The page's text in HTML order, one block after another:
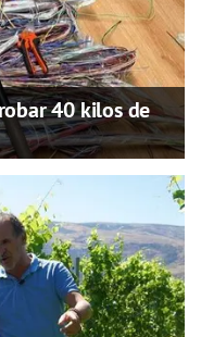
40 kilos de